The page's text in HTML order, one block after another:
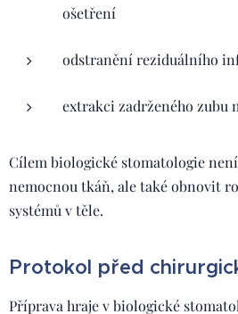
ošetření
odstranění reziduálního
extrakci zadrženého zubu
Cílem biologické stomatologie
nemocnou tkáň, ale také obnovit
systémů v těle.
Protokol před
Příprava hraje v biologické